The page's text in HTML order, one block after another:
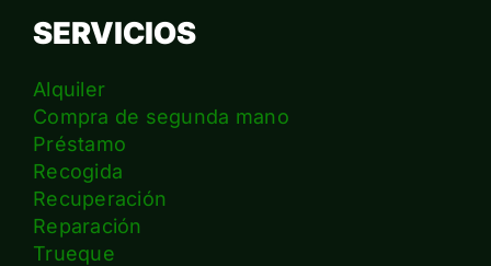
SERVICIOS
Alquiler
Compra de segunda mano
Préstamo
Recogida
Recuperación
Reparación
Trueque